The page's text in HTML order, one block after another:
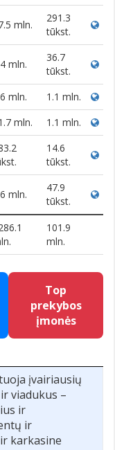
mln.
291.3
tūkst.
mln.
36.7
tūkst.
mln.
1.1 mln.
mln. 1.1 mln.
14.6
tūkst.
mln.
47.9
tūkst.
101.9
mln.
Top
prekybos
įmonės
įvairiausių
viadukus –
ir
ir
karkasine